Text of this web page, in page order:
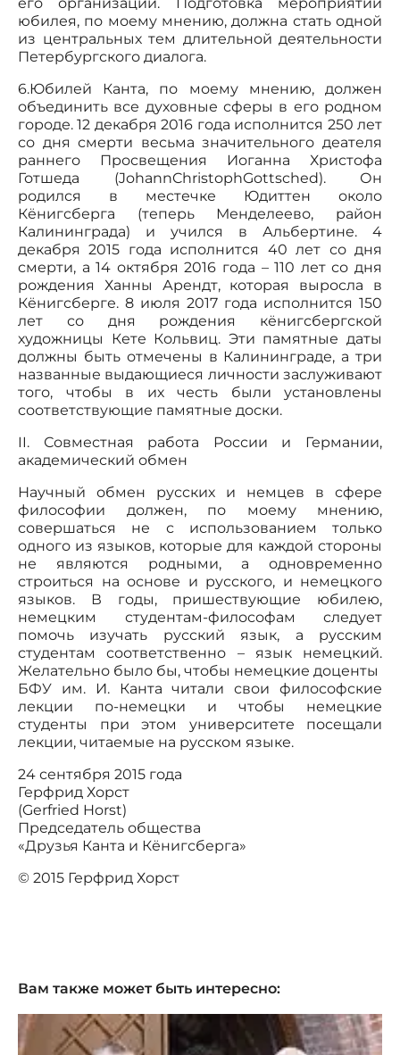
юбилея, по моему мнению, должна стать одной
из центральных тем длительной деятельности
Петербургского диалога.
6.Юбилей Канта, по моему мнению, должен
объединить все духовные сферы в его родном
городе. 12 декабря 2016 года исполнится 250 лет
со дня смерти весьма значительного деателя
раннего Просвещения Иоганна Христофа
Готшеда (JohannChristophGottsched). Он
родился в местечке Юдиттен около
Кёнигсберга (теперь Менделеево, район
Калининграда) и учился в Альбертине. 4
декабря 2015 года исполнится 40 лет со дня
смерти, а 14 октября 2016 года – 110 лет со дня
рождения Ханны Арендт, которая выросла в
Кёнигсберге. 8 июля 2017 года исполнится 150
лет со дня рождения кёнигсбергской
художницы Кете Кольвиц. Эти памятные даты
должны быть отмечены в Калининграде, а три
названные выдающиеся личности заслуживают
того, чтобы в их честь были установлены
соответствующие памятные доски.
II. Совместная работа России и Германии,
академический обмен
Научный обмен русских и немцев в сфере
философии должен, по моему мнению,
совершаться не с использованием только
одного из языков, которые для каждой стороны
не являются родными, а одновременно
строиться на основе и русского, и немецкого
языков. В годы, пришествующие юбилею,
немецким студентам-философам следует
помочь изучать русский язык, а русским
студентам соответственно – язык немецкий.
Желательно было бы, чтобы немецкие доценты
БФУ им. И. Канта читали свои философские
лекции по-немецки и чтобы немецкие
студенты при этом университете посещали
лекции, читаемые на русском языке.
24 сентября 2015 года
Герфрид Хорст
(Gerfried Horst)
Председатель общества
«Друзья Канта и Кёнигсберга»
© 2015 Герфрид Хорст
Вам также может быть интересно: